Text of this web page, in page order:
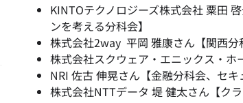
KINTOテクノロジーズ株式会社 粟田
ンを考える分科会】
株式会社2way 平岡 雅康さん【関西分
株式会社スクウェア・エニックス・ホ
NRI 佐古 伸晃さん【金融分科会、セキ
株式会社NTTデータ 堤 健太さん【ク